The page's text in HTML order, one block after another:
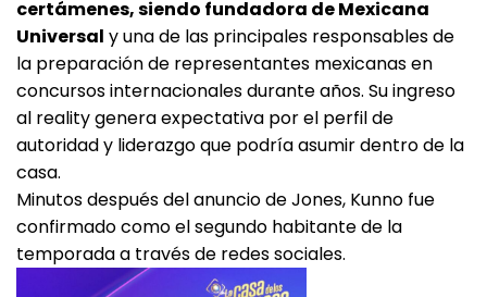
certámenes, siendo fundadora de Mexicana
Universal y una de las principales responsables de
la preparación de representantes mexicanas en
concursos internacionales durante años. Su ingreso
al reality genera expectativa por el perfil de
autoridad y liderazgo que podría asumir dentro de la
casa.
Minutos después del anuncio de Jones, Kunno fue
confirmado como el segundo habitante de la
temporada a través de redes sociales.